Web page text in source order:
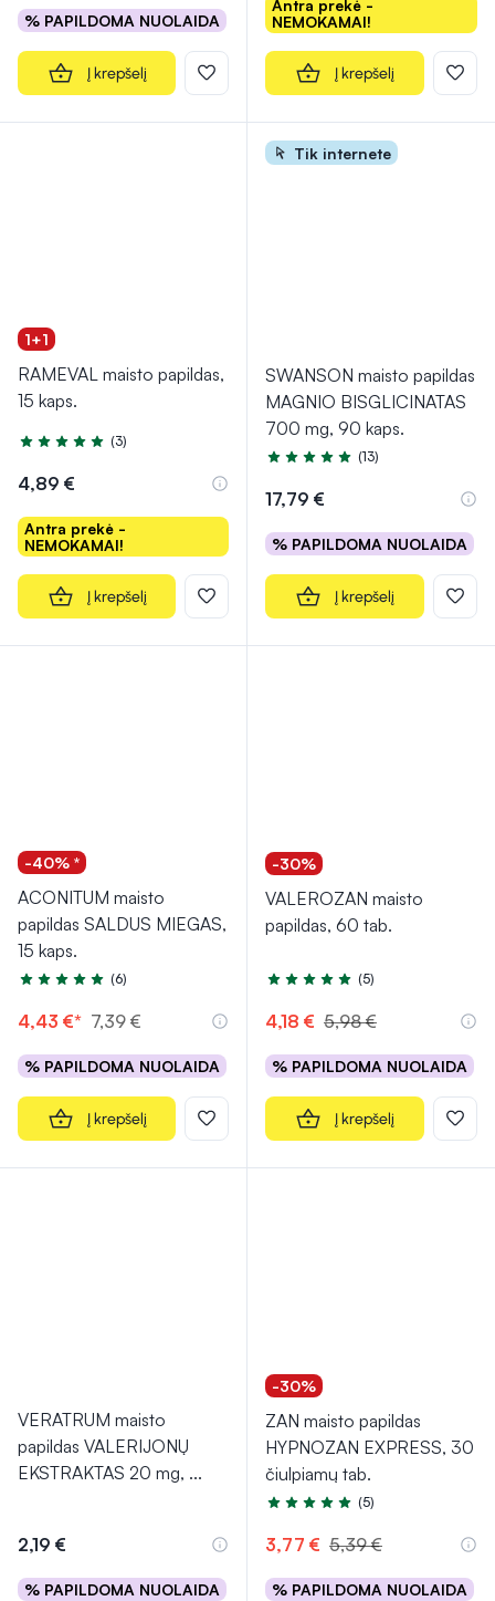
% PAPILDOMA NUOLAIDA
Į krepšelį
Antra prekė -
NEMOKAMAI!
Į krepšelį
1+1
RAMEVAL maisto papildas,
15 kaps.
Įvertinimas 5.0 iš 5
(3)
4,89 €
Antra prekė -
NEMOKAMAI!
Į krepšelį
Tik internete
SWANSON maisto papildas
MAGNIO BISGLICINATAS
700 mg, 90 kaps.
Įvertinimas 4.8 iš 5
(13)
17,79 €
% PAPILDOMA NUOLAIDA
Į krepšelį
-40% *
ACONITUM maisto
papildas SALDUS MIEGAS,
15 kaps.
Įvertinimas 5.0 iš 5
(6)
4,43 €* 7,39 €
% PAPILDOMA NUOLAIDA
Į krepšelį
-30%
VALEROZAN maisto
papildas, 60 tab.
Įvertinimas 5.0 iš 5
(5)
4,18 € 5,98 €
% PAPILDOMA NUOLAIDA
Į krepšelį
VERATRUM maisto
papildas VALERIJONŲ
EKSTRAKTAS 20 mg, ...
2,19 €
% PAPILDOMA NUOLAIDA
-30%
ZAN maisto papildas
HYPNOZAN EXPRESS, 30
čiulpiamų tab.
Įvertinimas 5.0 iš 5
(5)
3,77 € 5,39 €
% PAPILDOMA NUOLAIDA